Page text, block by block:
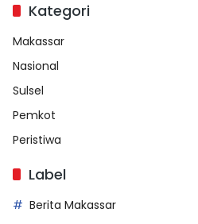
Kategori
Makassar
Nasional
Sulsel
Pemkot
Peristiwa
Label
Berita Makassar